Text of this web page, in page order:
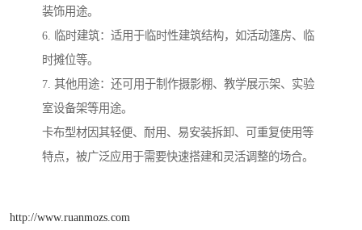
装饰用途。
6. 临时建筑：适用于临时性建筑结构，如活动篷房、临
时摊位等。
7. 其他用途：还可用于制作摄影棚、教学展示架、实验
室设备架等用途。
卡布型材因其轻便、耐用、易安装拆卸、可重复使用等
特点，被广泛应用于需要快速搭建和灵活调整的场合。
http://www.ruanmozs.com